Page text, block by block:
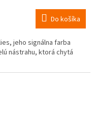
Do košíka
jeho signálna farba
nástrahu, ktorá chytá